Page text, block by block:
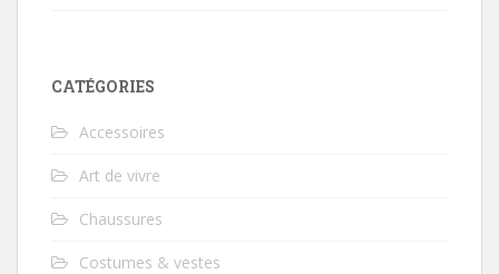
CATÉGORIES
Accessoires
Art de vivre
Chaussures
Costumes & vestes